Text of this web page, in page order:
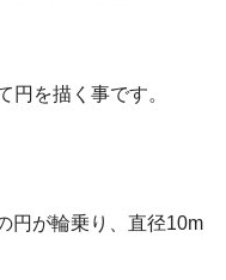
円を描く事です。
円が輪乗り、直径10m